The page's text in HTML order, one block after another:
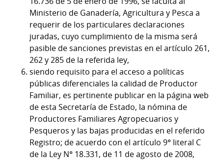
Ministerio de Ganadería, Agricultura y Pesca a
requerir de los particulares declaraciones
juradas, cuyo cumplimiento de la misma será
pasible de sanciones previstas en el artículo 261,
262 y 285 de la referida ley,
siendo requisito para el acceso a políticas
públicas diferenciales la calidad de Productor
Familiar, es pertinente publicar en la página web
de esta Secretaría de Estado, la nómina de
Productores Familiares Agropecuarios y
Pesqueros y las bajas producidas en el referido
Registro; de acuerdo con el artículo 9° literal C
de la Ley N° 18.331, de 11 de agosto de 2008,